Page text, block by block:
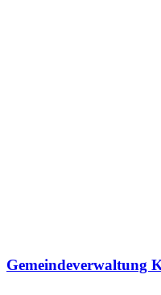
Gemeindeverwaltung